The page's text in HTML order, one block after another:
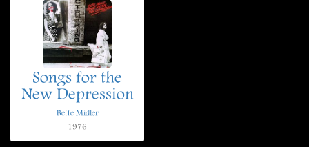
Songs for the
New Depression
Bette Midler
1976